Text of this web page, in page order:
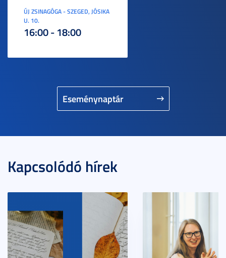
Eseménynaptár
ÚJ ZSINAGÓGA - SZEGED, JÓSIKA
U. 10.
16:00 - 18:00
Kapcsolódó hírek